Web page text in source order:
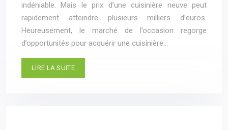
indéniable. Mais le prix d’une cuisinière neuve peut
rapidement atteindre plusieurs milliers d’euros.
Heureusement, le marché de l’occasion regorge
d’opportunités pour acquérir une cuisinière…
LIRE LA SUITE